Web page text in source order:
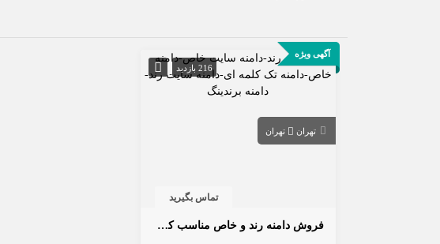
آگهی ویژه
216 بازدید
تهران تهران
تماس بگیرید
فروش دامنه رند و خاص مناسب کسب و کار و برندینگ